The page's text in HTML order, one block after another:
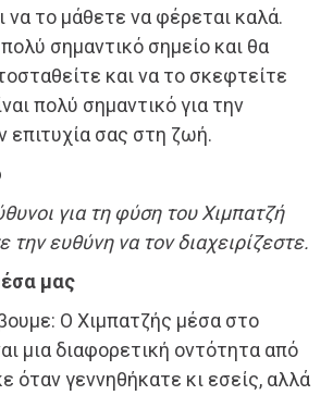
να το μάθετε να φέρεται καλά.
σημαντικό σημείο και θα
και να το σκεφτείτε
πολύ σημαντικό για την
επιτυχία σας στη ζωή.
για τη φύση του Χιμπατζή
την ευθύνη να τον διαχειρίζεστε.
μας
Ο Χιμπατζής μέσα στο
μια διαφορετική οντότητα από
όταν γεννηθήκατε κι εσείς, αλλά